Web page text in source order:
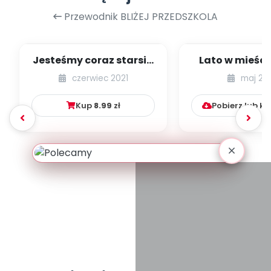
Przewodnik BLIŻEJ PRZEDSZKOLA
Jesteśmy coraz starsi -
zestaw
czerwiec 2021
Kup 8.99 zł
Lato w
dzieci
numer
maj
Pobierz lub